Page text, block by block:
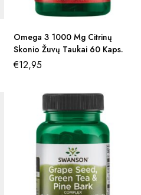
Omega 3 1000 Mg Citrinų
Skonio Žuvų Taukai 60 Kaps.
€12,95